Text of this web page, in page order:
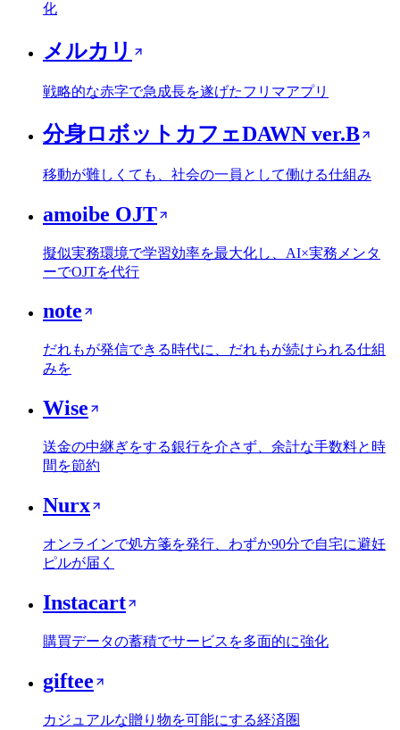
化
メルカリ
戦略的な赤字で急成長を遂げたフリマアプリ
分身ロボットカフェDAWN ver.B
移動が難しくても、社会の一員として働ける仕組み
amoibe OJT
擬似実務環境で学習効率を最大化し、AI×実務メンタ
ーでOJTを代行
note
だれもが発信できる時代に、だれもが続けられる仕組
みを
Wise
送金の中継ぎをする銀行を介さず、余計な手数料と時
間を節約
Nurx
オンラインで処方箋を発行、わずか90分で自宅に避妊
ピルが届く
Instacart
購買データの蓄積でサービスを多面的に強化
giftee
カジュアルな贈り物を可能にする経済圏